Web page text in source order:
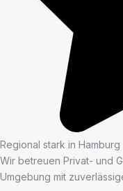
Regional stark in Hamburg
Wir betreuen Privat- und
Umgebung mit